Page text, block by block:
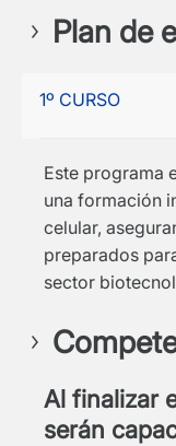
Plan de
1º CURSO
Este programa
una formación
celular,
preparados
sector
Al finalizar
serán